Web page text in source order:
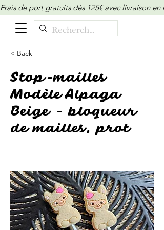
Frais de port gratuits dès 125€ avec livraison
< Back
Stop-mailles
Modèle Alpaga
Beige - bloqueur
de mailles, prot